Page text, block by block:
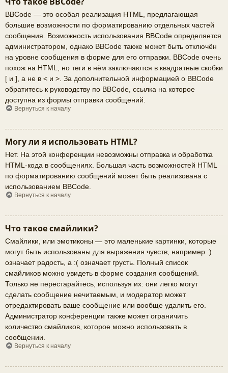
BBCode — это особая реализация HTML, предлагающая
большие возможности по форматированию отдельных частей
сообщения. Возможность использования BBCode определяется
администратором, однако BBCode также может быть отключён
на уровне сообщения в форме для его отправки. BBCode очень
похож на HTML, но теги в нём заключаются в квадратные скобки
[ и ], а не в < и >. За дополнительной информацией о BBCode
обратитесь к руководству по BBCode, ссылка на которое
доступна из формы отправки сообщений.
Вернуться к началу
Могу ли я использовать HTML?
Нет. На этой конференции невозможны отправка и обработка
HTML-кода в сообщениях. Большая часть возможностей HTML
по форматированию сообщений может быть реализована с
использованием BBCode.
Вернуться к началу
Что такое смайлики?
Смайлики, или эмотиконы — это маленькие картинки, которые
могут быть использованы для выражения чувств, например :)
означает радость, а :( означает грусть. Полный список
смайликов можно увидеть в форме создания сообщений.
Только не перестарайтесь, используя их: они легко могут
сделать сообщение нечитаемым, и модератор может
отредактировать ваше сообщение или вообще удалить его.
Администратор конференции также может ограничить
количество смайликов, которое можно использовать в
сообщении.
Вернуться к началу